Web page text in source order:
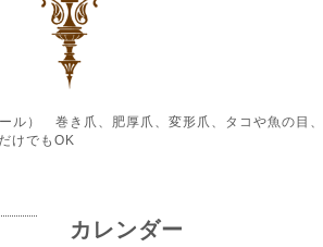
ル） 巻き爪、肥厚爪、変形爪、タコや魚の目
けでもOK
カレンダー